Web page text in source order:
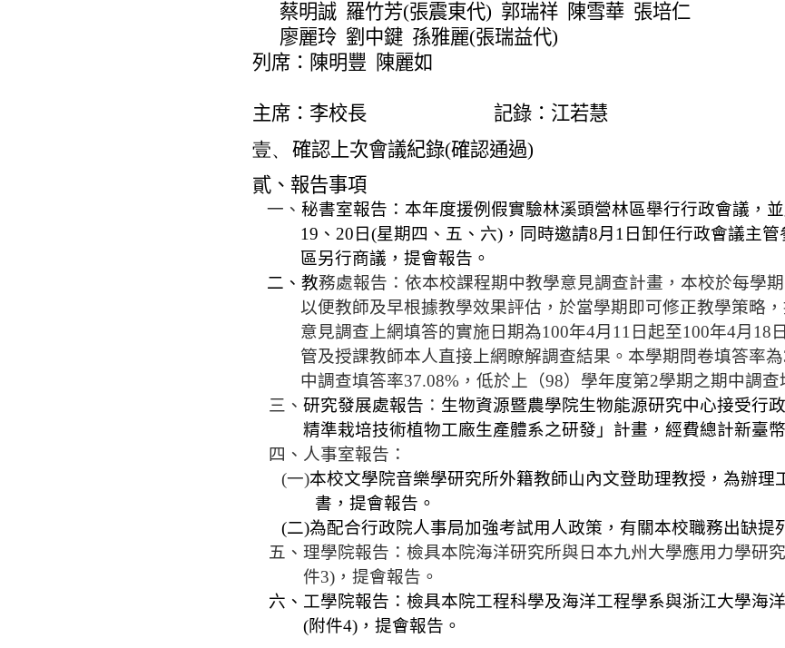
蔡明誠 羅竹芳(張震東代) 郭瑞祥 陳雪華 張培仁
廖麗玲 劉中鍵 孫雅麗(張瑞益代)
列席：陳明豐
陳麗如
主席：李校長
記錄：江若慧
壹、 確認上次會議紀錄(確認通過)
貳、報告事項
一、 秘書室報告：本年度援例假實驗林溪頭營林區舉行行政會議，並
19 、 20 日(星期四、五、六) ，同時邀請8月 1 日卸任行政會議主
區另行商議，提會報告。
二、教務處報告：依本校課程期中教學意見調查計畫，本校於每學
以便教師及早根據教學效果評估，於當學期即可修正教學策略
意見調查上網填答的實施日期為100年4月 11 日起至100年4月 18
管及授課教師本人直接上網瞭解調查結果。本學期問卷填答率為
中調查填答率37.08% ，低於上（98）學年度第2學期之期中調查
三、研究發展處報告 ： 生物資源暨農學院生物能源研究中心接受行
精準栽培技術植物工廠生產體系之研發」計畫，經費總計新臺幣
四、人事室報告：
(一)本校文學院音樂學研究所外籍教師山內文登助理教授，為辦理
書，提會報告。
(二)為配合行政院人事局加強考試用人政策，有關本校職務出缺提
五、理學院報告：檢具本院海洋研究所與日本九州大學應用力學研
件3)，提會報告。
六、工學院報告：檢具本院工程科學及海洋工程學系與浙江大學海
(附件4)，提會報告。